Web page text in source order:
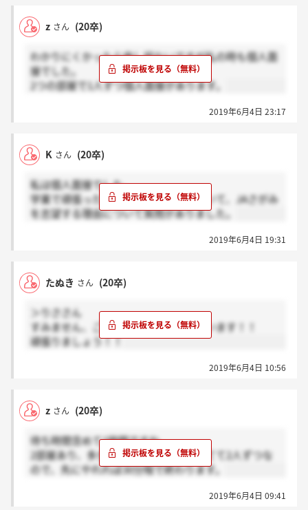
z さん (20卒)
わかりにくかったら申し訳ないですが私の時も個人面
接でした。
2つの部屋で1人ずつ個人面接があります。
2019年6月4日 23:17
K さん (20卒)
私は個人面接でした。
学業で頑張ったこととアルバイトについて、JAさがみ
を志望する理由について質問がありました。
2019年6月4日 19:31
たぬき さん (20卒)
＞りささん
すみません、ご丁寧にありがとうございます！！
頑張りましょう！！
2019年6月4日 10:56
z さん (20卒)
待ち時間含めて1時間ですね。
2部屋あり、多分4人同じ時間に呼ばれてて2人ずつな
ので、先にやれれば30分程で終わります。
2019年6月4日 09:41